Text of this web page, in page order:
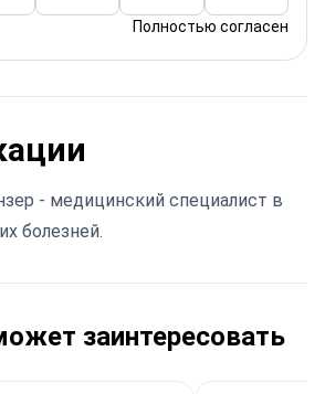
Полностью согласен
- медицинский специалист в
болезней.
заинтересовать